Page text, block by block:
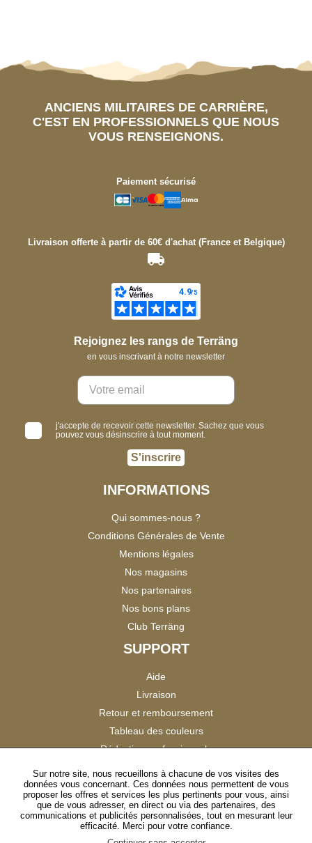
ANCIENS MILITAIRES DE CARRIÈRE,
C'EST EN PROFESSIONNELS QUE NOUS
VOUS RENSEIGNONS.
Paiement sécurisé
Livraison offerte à partir de 60€ d'achat (France et Belgique)
Rejoignez les rangs de Terräng
en vous inscrivant à notre newsletter
j'accepte de recevoir cette newsletter. Sachez que vous
pouvez vous désinscrire à tout moment.
S'inscrire
INFORMATIONS
Qui sommes-nous ?
Conditions Générales de Vente
Mentions légales
Nos magasins
Nos partenaires
Nos bons plans
Club Terräng
SUPPORT
Aide
Livraison
Retour et remboursement
Tableau des couleurs
Réduction professionnels
Satisfaction Clients
SUIVEZ-NOUS
Sur notre site, nous recueillons à chacune de vos visites des
données vous concernant. Ces données nous permettent de vous
proposer les offres et services les plus pertinents pour vous, ainsi
que de vous adresser, en direct ou via des partenaires, des
communications et publicités personnalisées, tout en mesurant leur
efficacité. Merci pour votre confiance.